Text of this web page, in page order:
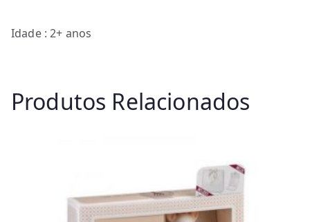
Idade : 2+ anos
Produtos Relacionados